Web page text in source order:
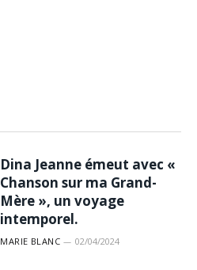
Dina Jeanne émeut avec «
Chanson sur ma Grand-
Mère », un voyage
intemporel.
MARIE BLANC 02/04/2024